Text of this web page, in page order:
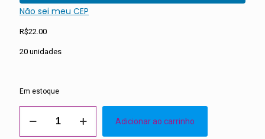
Não sei meu CEP
R$22.00
20 unidades
Em estoque
Médios
Adicionar ao carrinho